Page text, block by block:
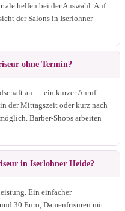
helfen bei der Auswahl. Auf
der Salons in Iserlohner
ohne Termin?
an — ein kurzer Anruf
der Mittagszeit oder kurz nach
Barber-Shops arbeiten
in Iserlohner Heide?
Ein einfacher
30 Euro, Damenfrisuren mit